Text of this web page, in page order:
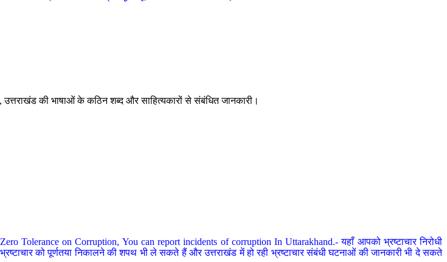
की भाषाओं के कठिन शब्द और साहित्यकारों से संबंधित जानकारी।
Tolerance on Corruption, You can report incidents of corruption In Uttarakhand.- यहाँ आपको भ्रष्टाचार निरोधी
को पूर्णतया निकालने की शपथ भी ले सकते हैं और उत्तराखंड में हो रही भ्रष्टाचार संबंधी घटनाओं की जानकारी भी दे सकते